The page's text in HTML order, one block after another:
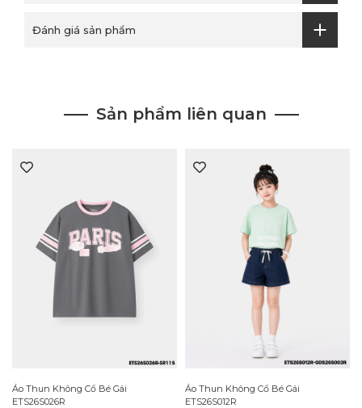
Đánh giá sản phẩm
Sản phẩm liên quan
Áo Thun Không Cổ Bé Gái
ETS26S026R
Áo Thun Không Cổ Bé Gái
ETS26S012R